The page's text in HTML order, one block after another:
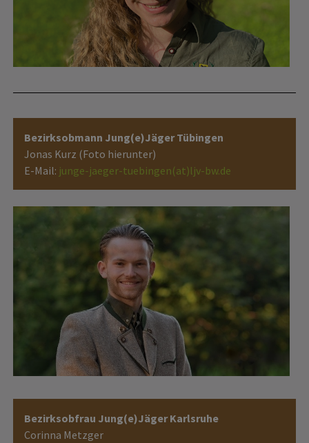
Bezirksobmann Jung(e)Jäger Tübingen
Jonas Kurz (Foto hierunter)
E-Mail: junge-jaeger-tuebingen(at)ljv-bw.de
Bezirksobfrau Jung(e)Jäger Karlsruhe
Corinna Metzger